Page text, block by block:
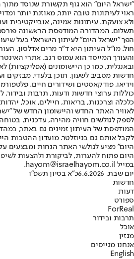
"ישראל היום" הוא גוף תקשורת שנוסד מתוך
ראוי לעיתונות טובה יותר, מאוזנת יותר
ולא צועקת. עיתונות אמינה, אובייקטיבית
הפך "ישראל היום" לעיתון הישראלי בעל
חול. מו"ל העיתון היא ד"ר מרים אדלסון.
והעורך המייסד הוא עמוס רגב. אתרי
חדשות מסביב לשעון, תוכן בלעדי, מבזקים
וידיאו, פודקאסטים ושידורים חיים.
כוללות ערוצי חדשות ודעות, תרבות ובידור,
לאוויר האתר החדש והיישומון החדש של
לספק לגולשים חוויה מהירה, עדכנית,
המודפסת של העיתון זמינים גם באתר,
לקבל אותם גם בניוזלטר. מועדון ההטבות
היום" מציע לגולשי האתר הנחות ומבצעים
היום פתוח להערות, לביקורת ולהצעות
במייל hayom@israelhayom.co.il.
יום שבת, 6.6.2026
כ"א בסיון תשפ"ו
חדשות
דעות
ספורט
ForReal
תרבות ובידור
אוכל
מגזין
אנחנו מגייסים
English